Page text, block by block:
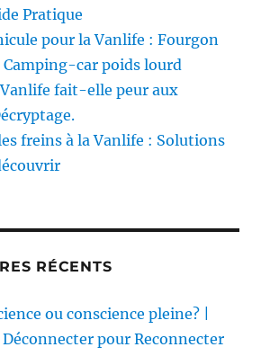
Pratique
pour la Vanlife : Fourgon
Camping-car poids lourd
fait-elle peur aux
freins à la Vanlife : Solutions
RÉCENTS
ou conscience pleine? |
Déconnecter pour Reconnecter